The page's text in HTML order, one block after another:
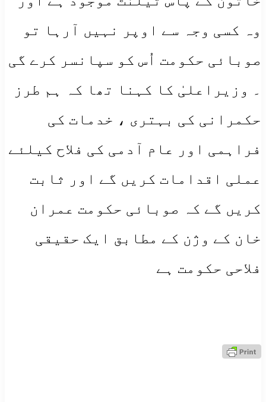
وہ کسی وجہ سے اوپر نہیں آرہا تو
صوبائی حکومت اُس کو سپانسر کرے گی
۔ وزیراعلیٰ کا کہنا تھا کہ ہم طرز
حکمرانی کی بہتری ، خدمات کی
فراہمی اور عام آدمی کی فلاح کیلئے
عملی اقدامات کریں گے اور ثابت
کریں گے کہ صوبائی حکومت عمران
خان کے وژن کے مطابق ایک حقیقی
فلاحی حکومت ہے